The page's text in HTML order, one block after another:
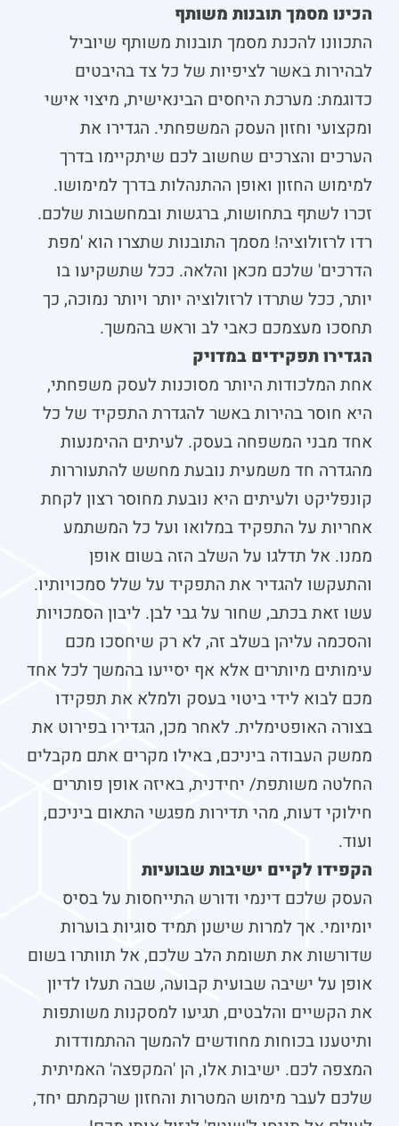
הכינו מסמך תובנות משותף
התכוונו להכנת מסמך תובנות משותף שיוביל
לבהירות באשר לציפיות של כל צד בהיבטים
כדוגמת: מערכת היחסים הבינאישית, מיצוי אישי
ומקצועי וחזון העסק המשפחתי. הגדירו את
הערכים והצרכים שחשוב לכם שיתקיימו בדרך
למימוש החזון ואופן ההתנהלות בדרך למימושו.
זכרו לשתף בתחושות, ברגשות ובמחשבות שלכם.
רדו לרזולוציה! מסמך התובנות שתצרו הוא 'מפת
הדרכים' שלכם מכאן והלאה. ככל שתשקיעו בו
יותר, ככל שתרדו לרזולוציה יותר ויותר נמוכה, כך
תחסכו מעצמכם כאבי לב וראש בהמשך.
הגדירו תפקידים במדויק
אחת המלכודות היותר מסוכנות לעסק משפחתי,
היא חוסר בהירות באשר להגדרת התפקיד של כל
אחד מבני המשפחה בעסק. לעיתים ההימנעות
מהגדרה חד משמעית נובעת מחשש להתעוררות
קונפליקט ולעיתים היא נובעת מחוסר רצון לקחת
אחריות על התפקיד במלואו ועל כל המשתמע
ממנו. אל תדלגו על השלב הזה בשום אופן
והתעקשו להגדיר את התפקיד על שלל סמכויותיו.
עשו זאת בכתב, שחור על גבי לבן. ליבון הסמכויות
והסכמה עליהן בשלב זה, לא רק שיחסכו מכם
עימותים מיותרים אלא אף יסייעו בהמשך לכל אחד
מכם לבוא לידי ביטוי בעסק ולמלא את תפקידו
בצורה האופטימלית. לאחר מכן, הגדירו בפירוט את
ממשק העבודה ביניכם, באילו מקרים אתם מקבלים
החלטה משותפת/ יחידנית, באיזה אופן פותרים
חילוקי דעות, מהי תדירות מפגשי התאום ביניכם,
ועוד.
הקפידו לקיים ישיבות שבועיות
העסק שלכם דינמי ודורש התייחסות על בסיס
יומיומי. אך למרות שישנן תמיד סוגיות בוערות
שדורשות את תשומת הלב שלכם, אל תוותרו בשום
אופן על ישיבה שבועית קבועה, שבה תעלו לדיון
את הקשיים והלבטים, תגיעו למסקנות משותפות
ותיטענו בכוחות מחודשים להמשך ההתמודדות
המצפה לכם. ישיבות אלו, הן 'המקפצה' האמיתית
שלכם לעבר מימוש המטרות והחזון שרקמתם יחד,